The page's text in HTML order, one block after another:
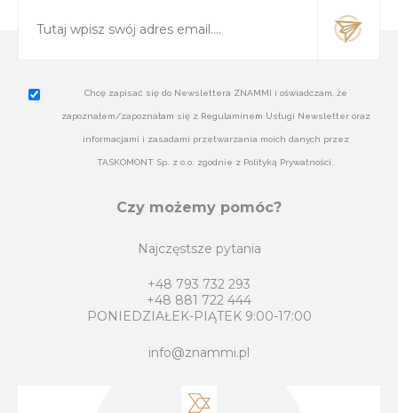
Chcę zapisać się do Newslettera ZNAMMI i oświadczam, że
zapoznałem/zapoznałam się z Regulaminem Usługi Newsletter oraz
informacjami i zasadami przetwarzania moich danych przez
TASKOMONT Sp. z o.o. zgodnie z Polityką Prywatności.
Czy możemy pomóc?
Najczęstsze pytania
+48 793 732 293
+48 881 722 444
PONIEDZIAŁEK-PIĄTEK 9:00-17:00
info@znammi.pl